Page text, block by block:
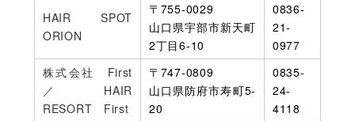
HAIR SPOT
ORION
〒755-0029
山口県宇部市新天町
2丁目6-10
0836-
21-
0977
株式会社 First
／HAIR
RESORT First
〒747-0809
山口県防府市寿町5-
20
0835-
24-
4118